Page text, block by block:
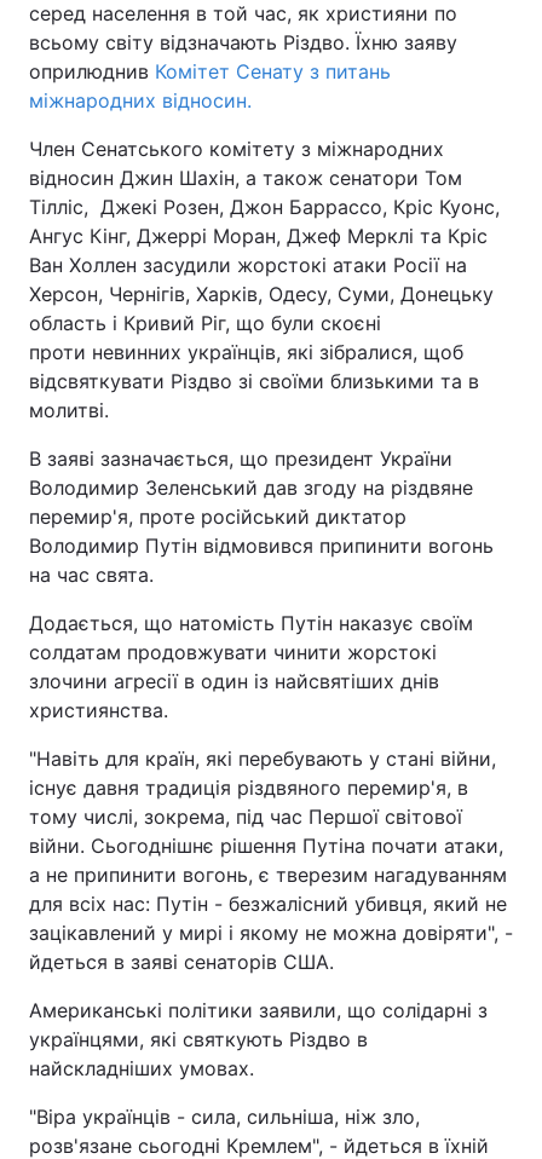
серед населення в той час, як християни по
всьому світу відзначають Різдво. Їхню заяву
оприлюднив Комітет Сенату з питань
міжнародних відносин.
Член Сенатського комітету з міжнародних
відносин Джин Шахін, а також сенатори Том
Тілліс, Джекі Розен, Джон Баррассо, Кріс Куонс,
Ангус Кінг, Джеррі Моран, Джеф Мерклі та Кріс
Ван Холлен засудили жорстокі атаки Росії на
Херсон, Чернігів, Харків, Одесу, Суми, Донецьку
область і Кривий Ріг, що були скоєні
проти невинних українців, які зібралися, щоб
відсвяткувати Різдво зі своїми близькими та в
молитві.
В заяві зазначається, що президент України
Володимир Зеленський дав згоду на різдвяне
перемир'я, проте російський диктатор
Володимир Путін відмовився припинити вогонь
на час свята.
Додається, що натомість Путін наказує своїм
солдатам продовжувати чинити жорстокі
злочини агресії в один із найсвятіших днів
християнства.
"Навіть для країн, які перебувають у стані війни,
існує давня традиція різдвяного перемир'я, в
тому числі, зокрема, під час Першої світової
війни. Сьогоднішнє рішення Путіна почати атаки,
а не припинити вогонь, є тверезим нагадуванням
для всіх нас: Путін - безжалісний убивця, який не
зацікавлений у мирі і якому не можна довіряти", -
йдеться в заяві сенаторів США.
Американські політики заявили, що солідарні з
українцями, які святкують Різдво в
найскладніших умовах.
"Віра українців - сила, сильніша, ніж зло,
розв'язане сьогодні Кремлем", - йдеться в їхній